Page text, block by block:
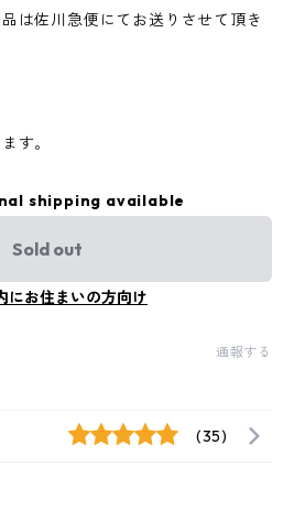
は佐川急便にてお送りさせて頂き
ます。
shipping available
Sold out
にお住まいの方向け
通報する
(35)